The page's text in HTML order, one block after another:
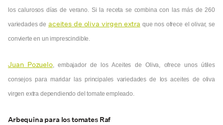
los calurosos días de verano. Si la receta se combina con las más de 260
variedades deaceites de oliva virgen extra que nos ofrece el olivar, se
convierte en un imprescindible.
Juan Pozuelo, embajador de los Aceites de Oliva, ofrece unos útiles
consejos para maridar las principales variedades de los aceites de oliva
virgen extra dependiendo del tomate empleado.
Arbequina para los tomates Raf